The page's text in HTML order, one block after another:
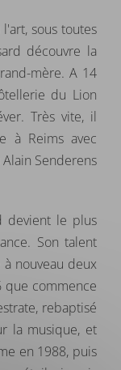
sous toutes
découvre la
mère. A 14
du Lion
Très vite, il
à Reims avec
Senderens
devient le plus
Son talent
nouveau deux
que commence
rebaptisé
la musique, et
en 1988, puis